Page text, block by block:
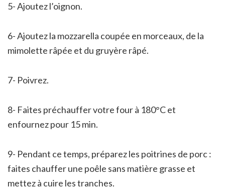
5- Ajoutez l’oignon.
6- Ajoutez la mozzarella coupée en morceaux, de la
mimolette râpée et du gruyère râpé.
7- Poivrez.
8- Faites préchauffer votre four à 180°C et
enfournez pour 15 min.
9- Pendant ce temps, préparez les poitrines de porc :
faites chauffer une poêle sans matière grasse et
mettez à cuire les tranches.